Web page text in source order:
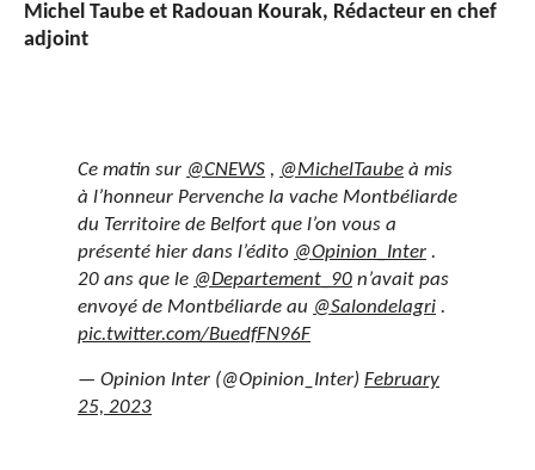
Michel Taube et Radouan Kourak, Rédacteur en chef
adjoint
Ce matin sur @CNEWS , @MichelTaube à mis
à l’honneur Pervenche la vache Montbéliarde
du Territoire de Belfort que l’on vous a
présenté hier dans l’édito @Opinion_Inter .
20 ans que le @Departement_90 n’avait pas
envoyé de Montbéliarde au @Salondelagri .
pic.twitter.com/BuedfFN96F
— Opinion Inter (@Opinion_Inter) February
25, 2023